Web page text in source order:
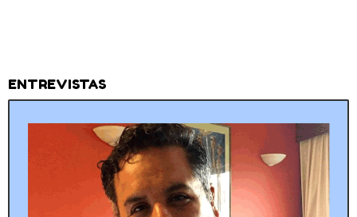
ENTREVISTAS